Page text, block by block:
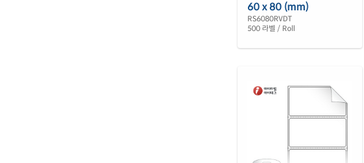
60 x 80 (mm)
RS6080RVDT
500 라벨 / Roll